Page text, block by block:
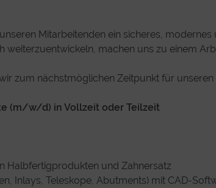
Mitarbeitenden ein sicheres,
machen uns zu einem
zum nächstmöglichen Zeitpunkt für unseren
(m/w/d) in Vollzeit oder Teilzeit
Halbfertigprodukten und Zahnersatz
Inlays, Teleskope, Abutments) mit CAD-